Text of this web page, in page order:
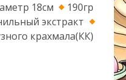
18см
190гр
экстракт
крахмала(КК)